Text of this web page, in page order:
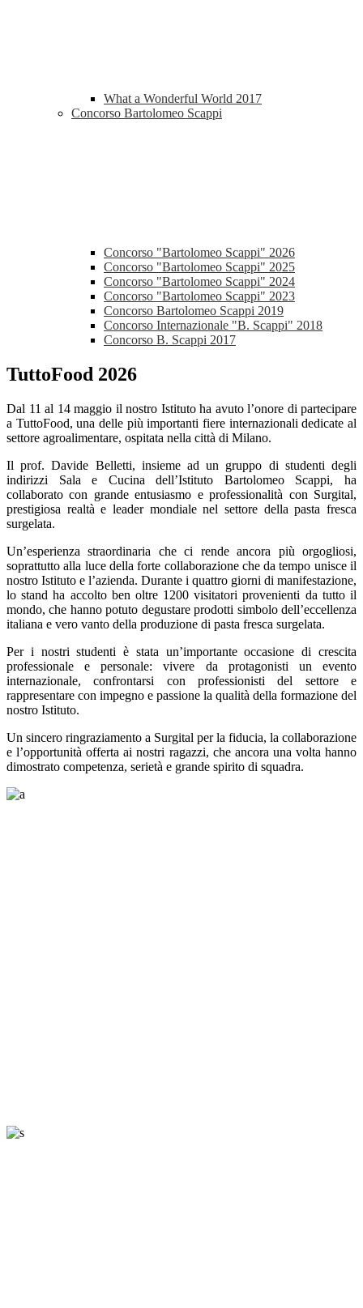
What a Wonderful World 2017
Concorso Bartolomeo Scappi
Concorso "Bartolomeo Scappi" 2026
Concorso "Bartolomeo Scappi" 2025
Concorso "Bartolomeo Scappi" 2024
Concorso "Bartolomeo Scappi" 2023
Concorso Bartolomeo Scappi 2019
Concorso Internazionale "B. Scappi" 2018
Concorso B. Scappi 2017
TuttoFood 2026
Dal 11 al 14 maggio il nostro Istituto ha avuto l’onore di partecipare
a TuttoFood, una delle più importanti fiere internazionali dedicate al
settore agroalimentare, ospitata nella città di Milano.
Il prof. Davide Belletti, insieme ad un gruppo di studenti degli
indirizzi Sala e Cucina dell’Istituto Bartolomeo Scappi, ha
collaborato con grande entusiasmo e professionalità con Surgital,
prestigiosa realtà e leader mondiale nel settore della pasta fresca
surgelata.
Un’esperienza straordinaria che ci rende ancora più orgogliosi,
soprattutto alla luce della forte collaborazione che da tempo unisce il
nostro Istituto e l’azienda. Durante i quattro giorni di manifestazione,
lo stand ha accolto ben oltre 1200 visitatori provenienti da tutto il
mondo, che hanno potuto degustare prodotti simbolo dell’eccellenza
italiana e vero vanto della produzione di pasta fresca surgelata.
Per i nostri studenti è stata un’importante occasione di crescita
professionale e personale: vivere da protagonisti un evento
internazionale, confrontarsi con professionisti del settore e
rappresentare con impegno e passione la qualità della formazione del
nostro Istituto.
Un sincero ringraziamento a Surgital per la fiducia, la collaborazione
e l’opportunità offerta ai nostri ragazzi, che ancora una volta hanno
dimostrato competenza, serietà e grande spirito di squadra.